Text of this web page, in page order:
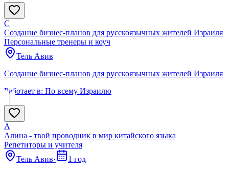
С
Создание бизнес-планов для русскоязычных жителей Израиля
Персональные тренеры и коуч
Тель Авив
Создание бизнес-планов для русскоязычных жителей Израиля
Работает в: По всему Израилю
А
Алина - твой проводник в мир китайского языка
Репетиторы и учителя
Тель Авив·
1 год